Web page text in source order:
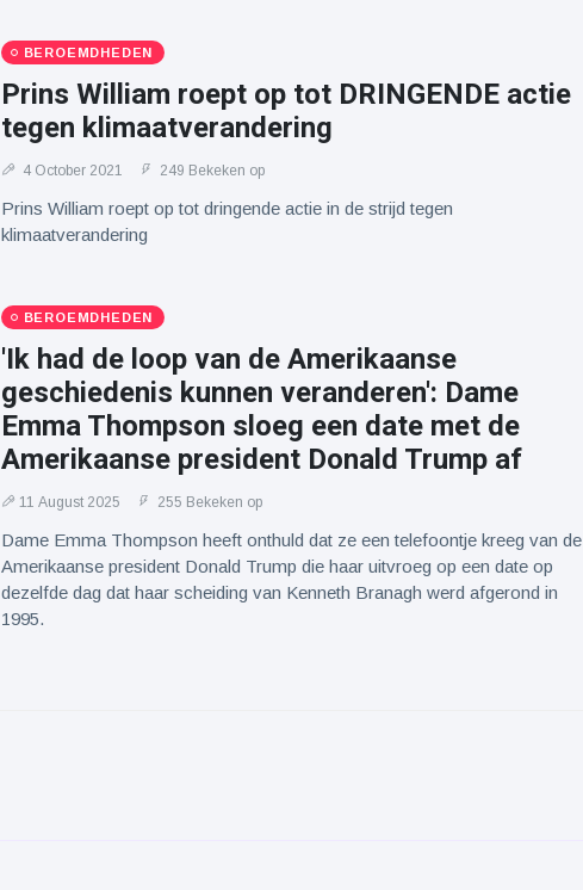
BEROEMDHEDEN
Prins William roept op tot DRINGENDE actie
tegen klimaatverandering
4 October 2021 249 Bekeken op
Prins William roept op tot dringende actie in de strijd tegen
klimaatverandering
BEROEMDHEDEN
'Ik had de loop van de Amerikaanse
geschiedenis kunnen veranderen': Dame
Emma Thompson sloeg een date met de
Amerikaanse president Donald Trump af
11 August 2025 255 Bekeken op
Dame Emma Thompson heeft onthuld dat ze een telefoontje kreeg van de
Amerikaanse president Donald Trump die haar uitvroeg op een date op
dezelfde dag dat haar scheiding van Kenneth Branagh werd afgerond in
1995.